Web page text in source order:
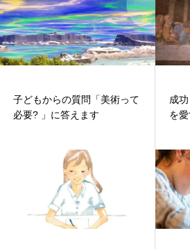
子どもからの質問「美術って
必要? 」に答えます
成
を